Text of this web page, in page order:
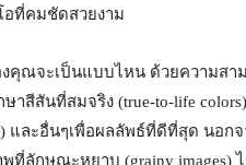
อที่คมชัดสวยงาม
คุณจะเป็นแบบไหน ด้วยความสาม
ษาสีสันที่สมจริง (true-to-life
และอื่นๆเพื่อผลลัพธ์ที่ดีที่สุด น
พที่ลักษณะหยาบ (grainy